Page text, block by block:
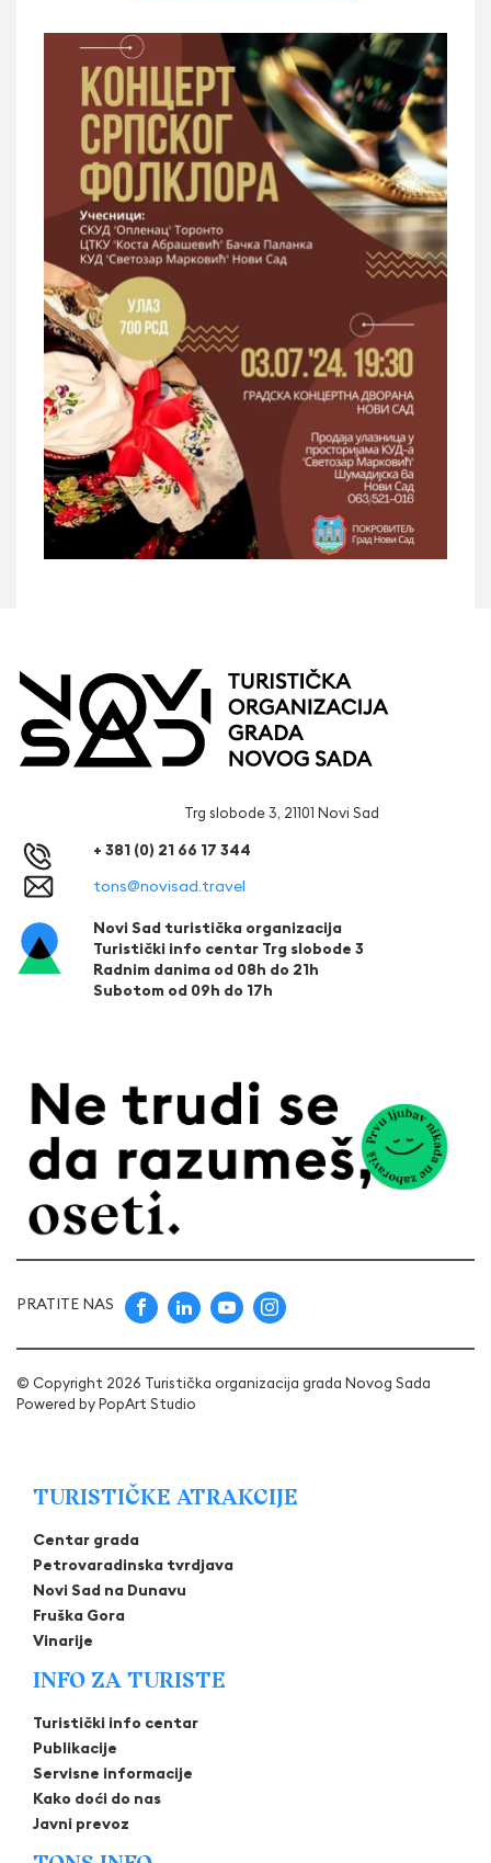
Trg slobode 3, 21101 Novi Sad
+ 381 (0) 21 66 17 344
tons@novisad.travel
Novi Sad turistička organizacija
Turistički info centar Trg slobode 3
Radnim danima od 08h do 21h
Subotom od 09h do 17h
PRATITE NAS
© Copyright 2026 Turistička organizacija grada Novog Sada
Powered byPopArt Studio
TURISTIČKE ATRAKCIJE
Centar grada
Petrovaradinska tvrdjava
Novi Sad na Dunavu
Fruška Gora
Vinarije
INFO ZA TURISTE
Turistički info centar
Publikacije
Servisne informacije
Kako doći do nas
Javni prevoz